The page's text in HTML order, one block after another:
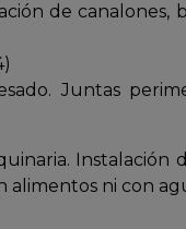
de
Juntas
alimentos ni con